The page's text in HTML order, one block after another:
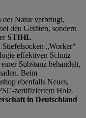
der Natur verbringt,
den Geräten, sondern
STIHL
„Worker“
effektiven Schutz
Substanz behandelt,
Beim
ebenfalls Neues,
zertifiziertem Holz.
in Deutschland